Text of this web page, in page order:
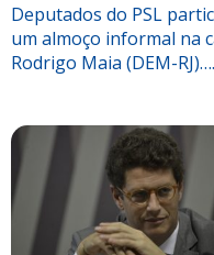
Deputados do PSL
um almoço informal na
Rodrigo Maia (DEM-RJ)….